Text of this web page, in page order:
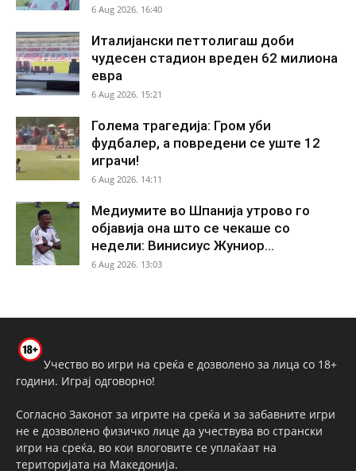
6 Aug 2026. 16:40
Италијански петтолигаш доби
чудесен стадион вреден 62 милиона
евра
6 Aug 2026. 15:21
Голема трагедија: Гром уби
фудбалер, а повредени се уште 12
играчи!
6 Aug 2026. 14:11
Медиумите во Шпанија утрово го
објавија она што се чекаше со
недели: Винисиус Жуниор...
6 Aug 2026. 13:03
Учество во игри на среќа е дозволено за лица со 18+
години. Играј одговорно!
Согласно Законот за игрите на среќа и за забавните игри
не е дозволено физичко лице да учествува во странски
игри на среќа, во кои влоговите се уплаќаат на
територијата на Македонија.